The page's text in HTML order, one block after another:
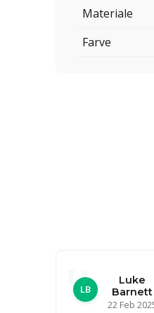
Materiale
Farve
LB
Luke
Barnett
22 Feb